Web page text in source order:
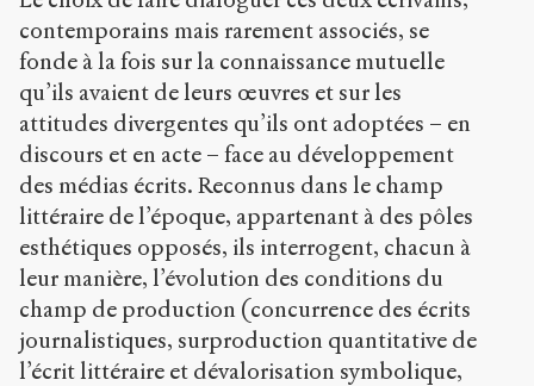
/
s
e
n
s
-
p
b
l
i
c
o
r
g
contemporains mais rarement associés, se
fonde à la fois sur la connaissance mutuelle
qu’ils avaient de leurs œuvres et sur les
attitudes divergentes qu’ils ont adoptées – en
discours et en acte – face au développement
des médias écrits. Reconnus dans le champ
littéraire de l’époque, appartenant à des pôles
esthétiques opposés, ils interrogent, chacun à
leur manière, l’évolution des conditions du
champ de production (concurrence des écrits
journalistiques, surproduction quantitative de
l’écrit littéraire et dévalorisation symbolique,